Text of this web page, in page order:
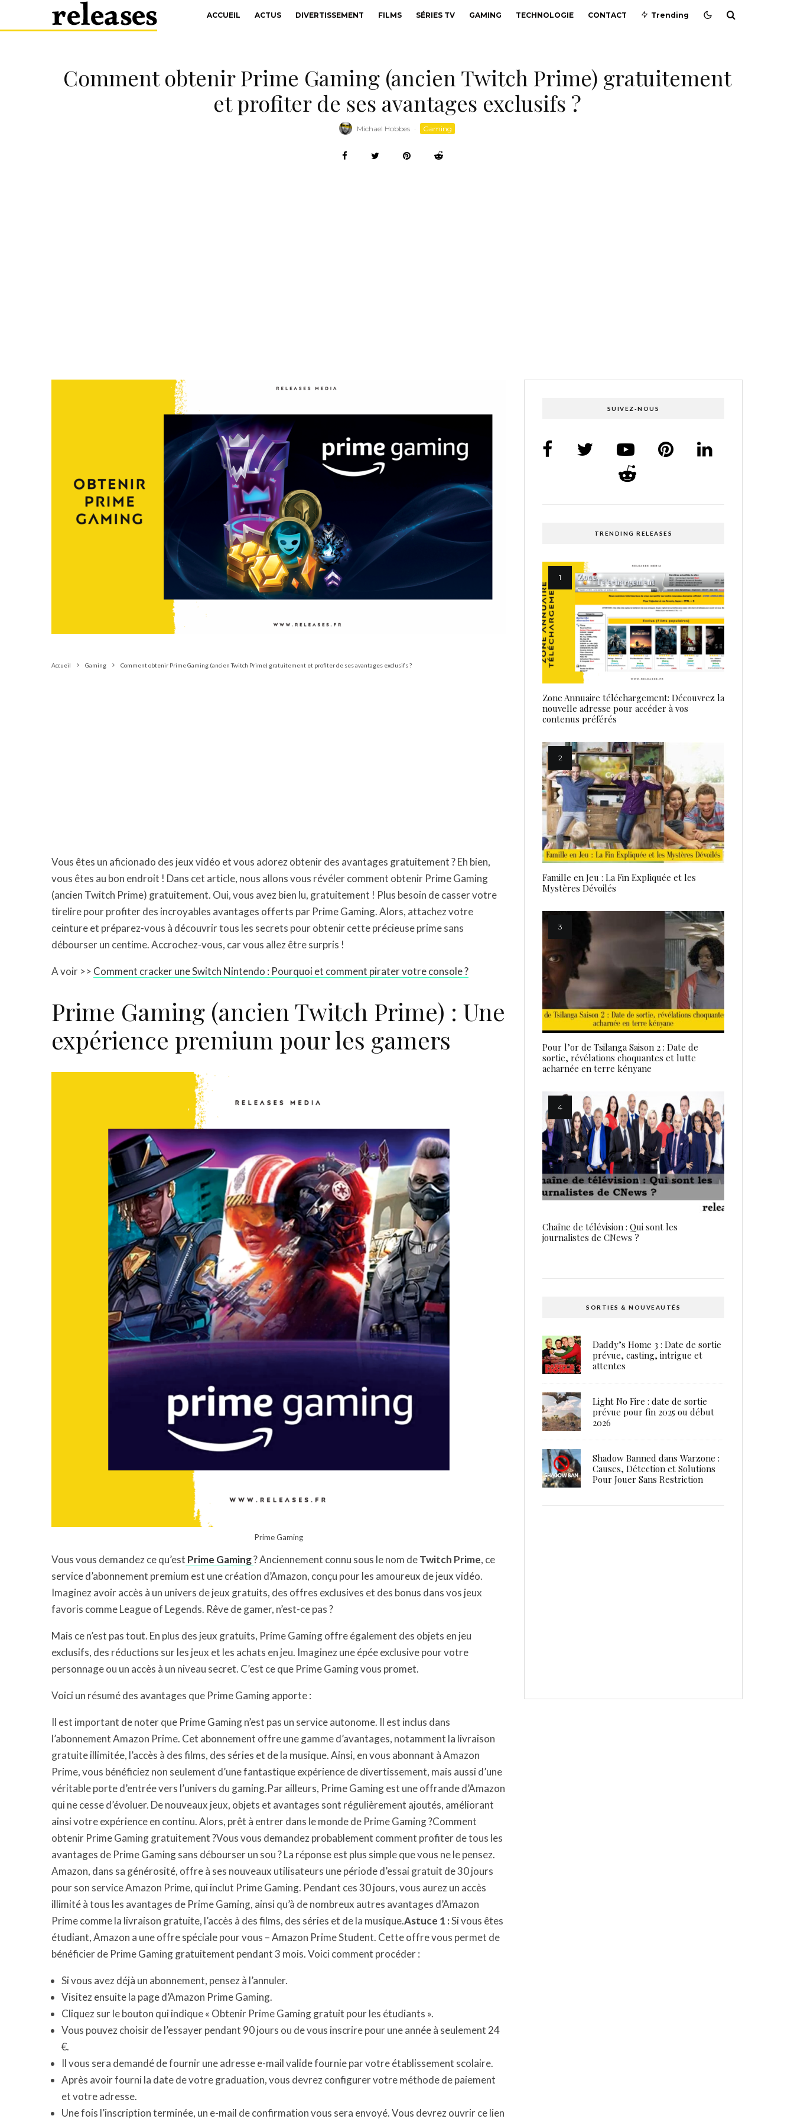
ACCUEIL ACTUS DIVERTISSEMENT FILMS SÉRIES TV GAMING TECHNOLOGIE CONTACT Trending
Comment obtenir Prime Gaming (ancien Twitch Prime) gratuitement
et profiter de ses avantages exclusifs ?
Michael Hobbes · Gaming
Accueil Gaming Comment obtenir Prime Gaming (ancien Twitch Prime) gratuitement et profiter de ses avantages exclusifs ?
Vous êtes un aficionado des jeux vidéo et vous adorez obtenir des avantages gratuitement ? Eh bien,
vous êtes au bon endroit ! Dans cet article, nous allons vous révéler comment obtenir Prime Gaming
(ancien Twitch Prime) gratuitement. Oui, vous avez bien lu, gratuitement ! Plus besoin de casser votre
tirelire pour profiter des incroyables avantages offerts par Prime Gaming. Alors, attachez votre
ceinture et préparez-vous à découvrir tous les secrets pour obtenir cette précieuse prime sans
débourser un centime. Accrochez-vous, car vous allez être surpris !
A voir >> Comment cracker une Switch Nintendo : Pourquoi et comment pirater votre console ?
Prime Gaming (ancien Twitch Prime) : Une
expérience premium pour les gamers
Prime Gaming
Vous vous demandez ce qu’est Prime Gaming? Anciennement connu sous le nom deTwitch Prime, ce
service d’abonnement premium est une création d’Amazon, conçu pour les amoureux de jeux vidéo.
Imaginez avoir accès à un univers de jeux gratuits, des offres exclusives et des bonus dans vos jeux
favoris comme League of Legends. Rêve de gamer, n’est-ce pas ?
Mais ce n’est pas tout. En plus des jeux gratuits, Prime Gaming offre également des objets en jeu
exclusifs, des réductions sur les jeux et les achats en jeu. Imaginez une épée exclusive pour votre
personnage ou un accès à un niveau secret. C’est ce que Prime Gaming vous promet.
Voici un résumé des avantages que Prime Gaming apporte :
Il est important de noter que Prime Gaming n’est pas un service autonome. Il est inclus dans
l’abonnement Amazon Prime. Cet abonnement offre une gamme d’avantages, notamment la livraison
gratuite illimitée, l’accès à des films, des séries et de la musique. Ainsi, en vous abonnant à Amazon
Prime, vous bénéficiez non seulement d’une fantastique expérience de divertissement, mais aussi d’une
véritable porte d’entrée vers l’univers du gaming.Par ailleurs, Prime Gaming est une offrande d’Amazon
qui ne cesse d’évoluer. De nouveaux jeux, objets et avantages sont régulièrement ajoutés, améliorant
ainsi votre expérience en continu. Alors, prêt à entrer dans le monde de Prime Gaming ?Comment
obtenir Prime Gaming gratuitement ?Vous vous demandez probablement comment profiter de tous les
avantages de Prime Gaming sans débourser un sou ? La réponse est plus simple que vous ne le pensez.
Amazon, dans sa générosité, offre à ses nouveaux utilisateurs une période d’essai gratuit de 30 jours
pour son service Amazon Prime, qui inclut Prime Gaming. Pendant ces 30 jours, vous aurez un accès
illimité à tous les avantages de Prime Gaming, ainsi qu’à de nombreux autres avantages d’Amazon
Prime comme la livraison gratuite, l’accès à des films, des séries et de la musique.Astuce 1 :Si vous êtes
étudiant, Amazon a une offre spéciale pour vous – Amazon Prime Student. Cette offre vous permet de
bénéficier de Prime Gaming gratuitement pendant 3 mois. Voici comment procéder :
Si vous avez déjà un abonnement, pensez à l’annuler.
Visitez ensuite la page d’Amazon Prime Gaming.
Cliquez sur le bouton qui indique « Obtenir Prime Gaming gratuit pour les étudiants ».
Vous pouvez choisir de l’essayer pendant 90 jours ou de vous inscrire pour une année à seulement 24
€.
Il vous sera demandé de fournir une adresse e-mail valide fournie par votre établissement scolaire.
Après avoir fourni la date de votre graduation, vous devrez configurer votre méthode de paiement
et votre adresse.
Une fois l’inscription terminée, un e-mail de confirmation vous sera envoyé. Vous devrez ouvrir ce lien
SUIVEZ-NOUS
TRENDING RELEASES
Zone Annuaire téléchargement: Découvrez la
nouvelle adresse pour accéder à vos
contenus préférés
Famille en Jeu : La Fin Expliquée et les
Mystères Dévoilés
Pour l’or de Tsilanga Saison 2 : Date de
sortie, révélations choquantes et lutte
acharnée en terre kényane
Chaîne de télévision : Qui sont les
journalistes de CNews ?
SORTIES & NOUVEAUTÉS
Daddy’s Home 3 : Date de sortie
prévue, casting, intrigue et
attentes
Light No Fire : date de sortie
prévue pour fin 2025 ou début
2026
Shadow Banned dans Warzone :
Causes, Détection et Solutions
Pour Jouer Sans Restriction